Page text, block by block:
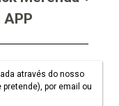
através do nosso
por email ou